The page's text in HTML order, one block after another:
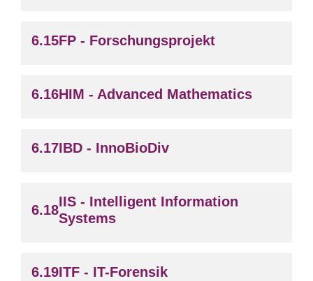
FP - Forschungsprojekt
HIM - Advanced Mathematics
IBD - InnoBioDiv
IIS - Intelligent Information
Systems
ITF - IT-Forensik